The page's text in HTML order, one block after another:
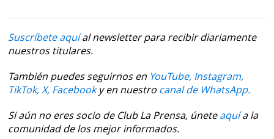
Suscríbete aquíal newsletter para recibir diariamente
nuestros titulares.
También puedes seguirnos en YouTube, Instagram,
TikTok, X, Facebooky en nuestro canal de WhatsApp.
Si aún no eres socio de Club La Prensa, úneteaquía la
comunidad de los mejor informados.